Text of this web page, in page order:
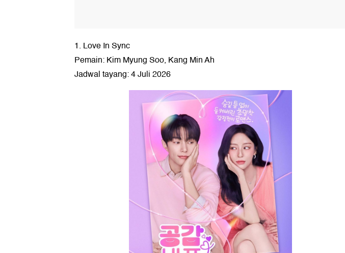
1. Love In Sync
Pemain: Kim Myung Soo, Kang Min Ah
Jadwal tayang: 4 Juli 2026